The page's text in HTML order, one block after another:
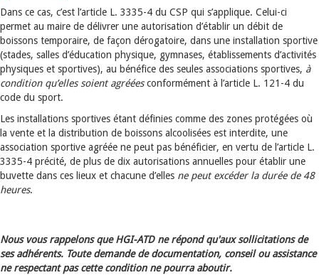
Dans ce cas, c’est l’article L. 3335-4 du CSP qui s’applique. Celui-ci
permet au maire de délivrer une autorisation d’établir un débit de
boissons temporaire, de façon dérogatoire, dans une installation sportive
(stades, salles d’éducation physique, gymnases, établissements d’activités
physiques et sportives), au bénéfice des seules associations sportives, à
condition qu’elles soient agrééesconformément à l’article L. 121-4 du
code du sport.
Les installations sportives étant définies comme des zones protégées où
la vente et la distribution de boissons alcoolisées est interdite, une
association sportive agréée ne peut pas bénéficier, en vertu de l’article L.
3335-4 précité, de plus de dix autorisations annuelles pour établir une
buvette dans ces lieux et chacune d’elles ne peut excéder la durée de 48
heures.
Nous vous rappelons que HGI-ATD ne répond qu'aux sollicitations de
ses adhérents. Toute demande de documentation, conseil ou assistance
ne respectant pas cette condition ne pourra aboutir.